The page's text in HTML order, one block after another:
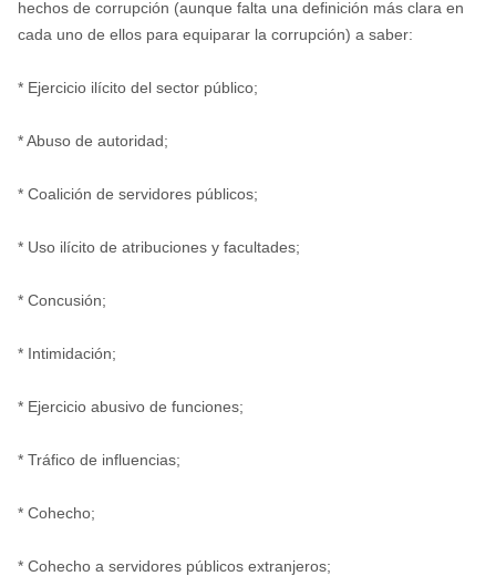
hechos de corrupción (aunque falta una definición más clara en
cada uno de ellos para equiparar la corrupción) a saber:
* Ejercicio ilícito del sector público;
* Abuso de autoridad;
* Coalición de servidores públicos;
* Uso ilícito de atribuciones y facultades;
* Concusión;
* Intimidación;
* Ejercicio abusivo de funciones;
* Tráfico de influencias;
* Cohecho;
* Cohecho a servidores públicos extranjeros;